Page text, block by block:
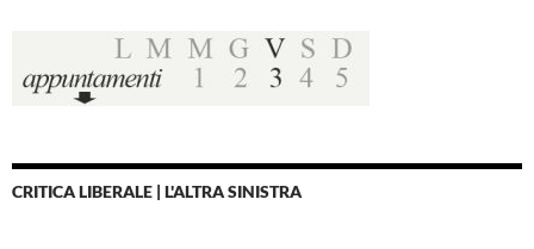
CRITICA LIBERALE | L'ALTRA SINISTRA